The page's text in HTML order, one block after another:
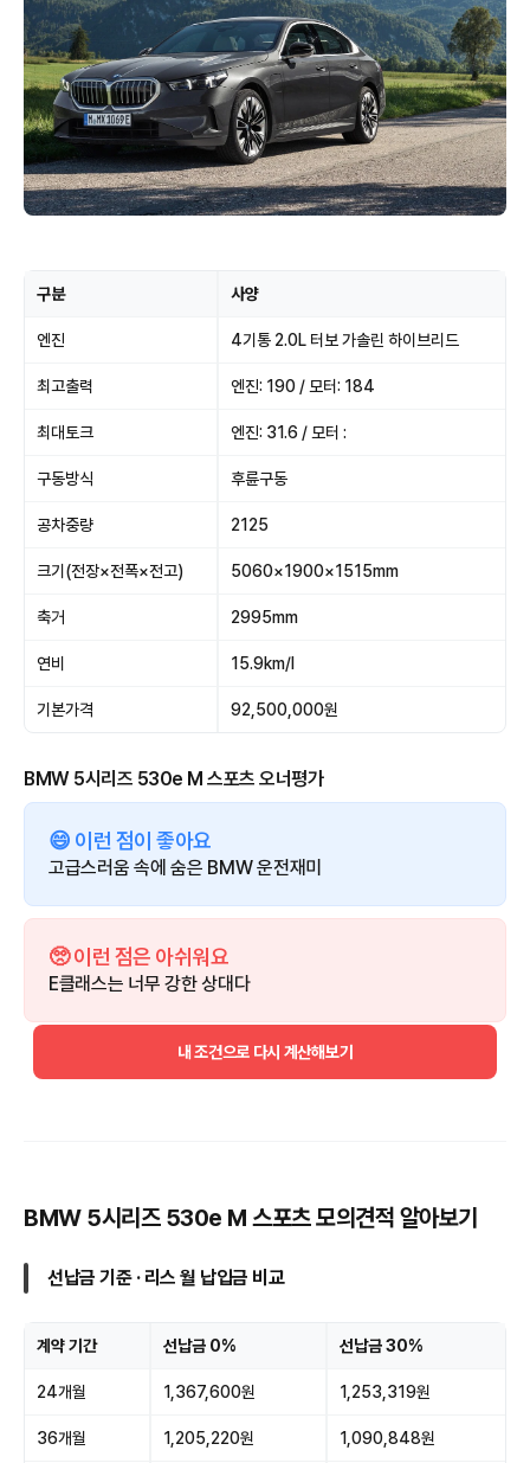
구분 사양
엔진 4기통 2.0L 터보 가솔린 하이브리드
최고출력 엔진: 190 / 모터: 184
최대토크 엔진: 31.6 / 모터 :
구동방식 후륜구동
공차중량 2125
크기(전장×전폭×전고) 5060×1900×1515mm
축거 2995mm
연비 15.9km/l
기본가격 92,500,000원
BMW 5시리즈 530e M 스포츠 오너평가
😄 이런 점이 좋아요
고급스러움 속에 숨은 BMW 운전재미
🥺 이런 점은 아쉬워요
E클래스는 너무 강한 상대다
내 조건으로 다시 계산해보기
BMW 5시리즈 530e M 스포츠 모의견적 알아보기
선납금 기준 · 리스 월 납입금 비교
계약 기간 선납금 0% 선납금 30%
24개월 1,367,600원 1,253,319원
36개월 1,205,220원 1,090,848원